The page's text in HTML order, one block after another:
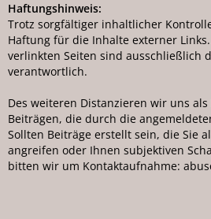
Haftungshinweis:
Trotz sorgfältiger inhaltlicher
Haftung für die Inhalte externer
verlinkten Seiten sind ausschließlich
verantwortlich.
Des weiteren Distanzieren wir uns
Beiträgen, die durch die
Sollten Beiträge erstellt sein, die Sie
angreifen oder Ihnen subjektiven
bitten wir um Kontaktaufnahme: abus